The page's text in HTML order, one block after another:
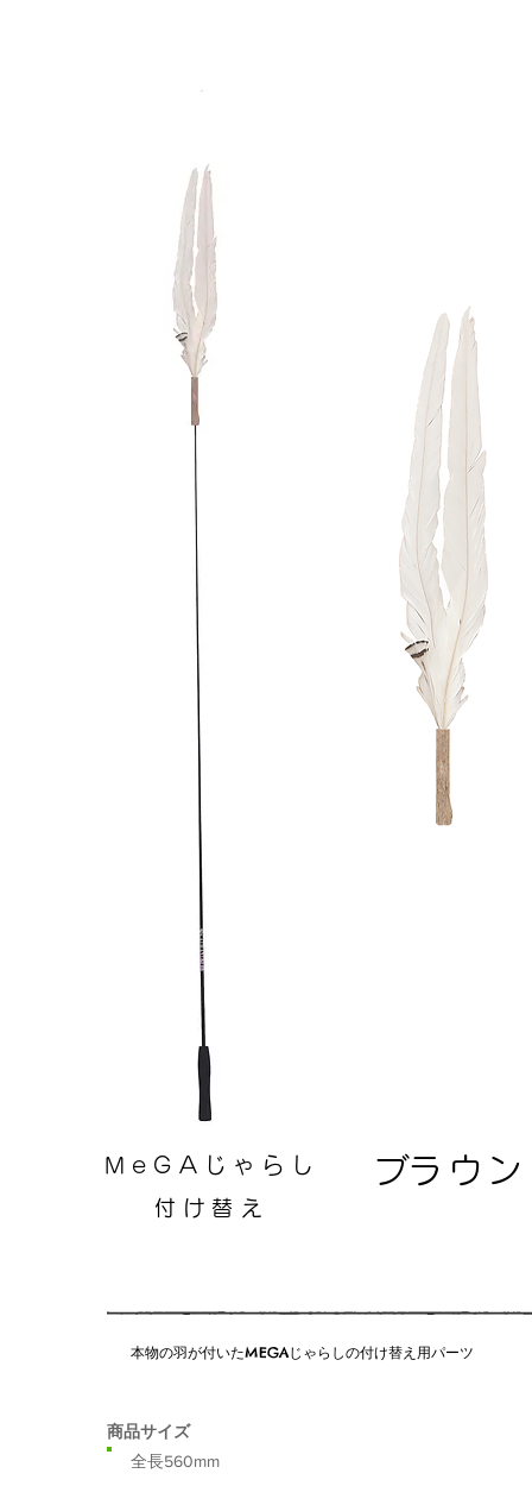
​MeGAじゃらし
付け替え
​ブラウン
本物の羽が付いたMEGAじゃらしの付け替え用パーツ
​商品サイズ
​全長560mm